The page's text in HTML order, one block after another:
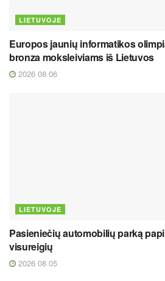
LIETUVOJE
Europos jaunių informatikos
bronza moksleiviams iš Lietuvos
2026 08 06
LIETUVOJE
Pasieniečių automobilių parką
visureigių
2026 08 05